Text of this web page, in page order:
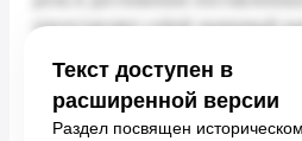
Текст доступен в
расширенной версии
Раздел посвящен